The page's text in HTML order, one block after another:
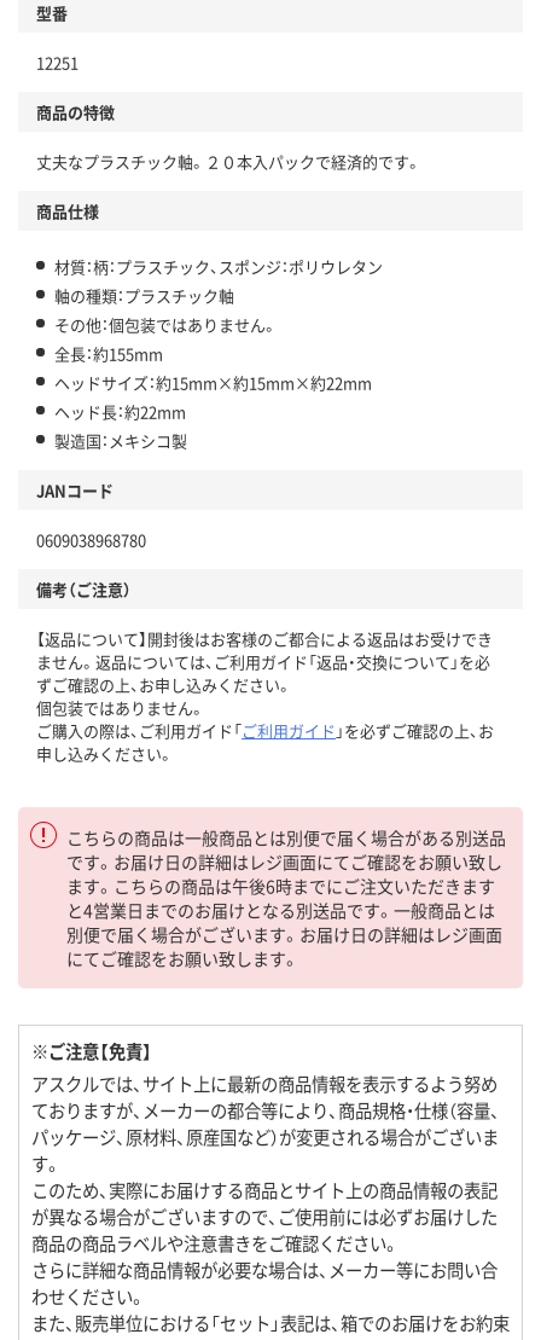
型番
12251
商品の特徴
丈夫なプラスチック軸。２０本入パックで経済的です。
商品仕様
材質：柄：プラスチック、スポンジ：ポリウレタン
軸の種類：プラスチック軸
その他：個包装ではありません。
全長：約155mm
ヘッドサイズ：約15mm×約15mm×約22mm
ヘッド長：約22mm
製造国：メキシコ製
JANコード
0609038968780
備考（ご注意）
【返品について】開封後はお客様のご都合による返品はお受けでき
ません。返品については、ご利用ガイド「返品・交換について」を必
ずご確認の上、お申し込みください。
個包装ではありません。
ご購入の際は、ご利用ガイド「ご利用ガイド 」を必ずご確認の上、お
申し込みください。
こちらの商品は一般商品とは別便で届く場合がある別送品
です。お届け日の詳細はレジ画面にてご確認をお願い致し
ます。こちらの商品は午後6時までにご注文いただきます
と4営業日までのお届けとなる別送品です。一般商品とは
別便で届く場合がございます。お届け日の詳細はレジ画面
にてご確認をお願い致します。
※ご注意【免責】
アスクルでは、サイト上に最新の商品情報を表示するよう努め
ておりますが、メーカーの都合等により、商品規格・仕様（容量、
パッケージ、原材料、原産国など）が変更される場合がございま
す。
このため、実際にお届けする商品とサイト上の商品情報の表記
が異なる場合がございますので、ご使用前には必ずお届けした
商品の商品ラベルや注意書きをご確認ください。
さらに詳細な商品情報が必要な場合は、メーカー等にお問い合
わせください。
また、販売単位における「セット」表記は、箱でのお届けをお約束